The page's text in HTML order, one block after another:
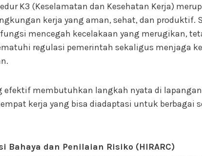
K3 (Keselamatan dan Kesehatan Kerja)
kerja yang aman, sehat, dan produktif.
mencegah kecelakaan yang merugikan,
regulasi pemerintah sekaligus menjaga
efektif membutuhkan langkah nyata di
kerja yang bisa diadaptasi untuk berbagai
Bahaya dan Penilaian Risiko (HIRARC)